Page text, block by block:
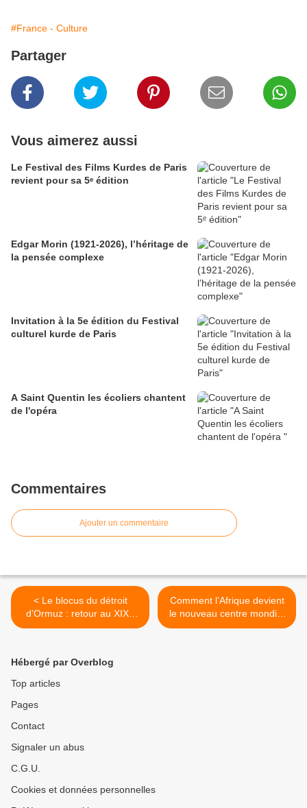
#France - Culture
Partager
Vous aimerez aussi
Le Festival des Films Kurdes de Paris
revient pour sa 5ᵉ édition
Edgar Morin (1921-2026), l’héritage de
la pensée complexe
Invitation à la 5e édition du Festival
culturel kurde de Paris
A Saint Quentin les écoliers chantent
de l'opéra
Commentaires
Ajouter un commentaire
< Le blocus du détroit
d’Ormuz : retour au XIXe
siècle
Comment l’Afrique devient
le nouveau centre mondial
du pétrole >
Hébergé par Overblog
Top articles
Pages
Contact
Signaler un abus
C.G.U.
Cookies et données personnelles